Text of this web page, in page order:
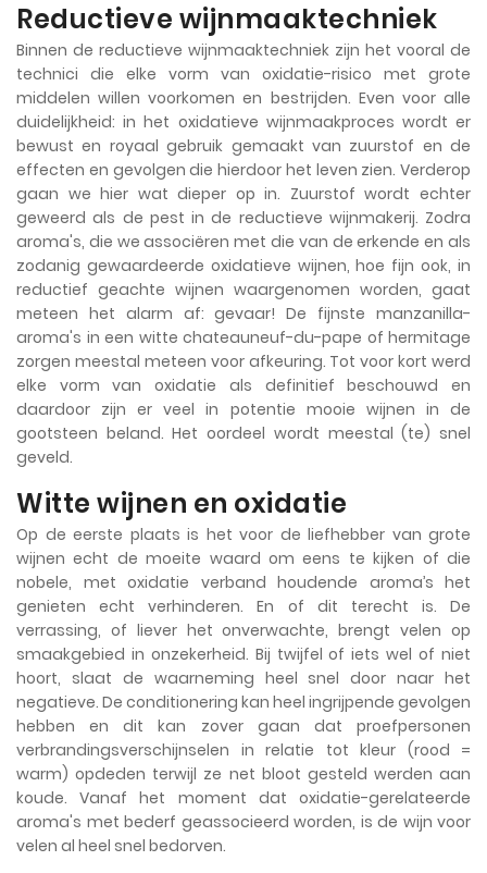
Reductieve wijnmaaktechniek
Binnen de reductieve wijnmaaktechniek zijn het vooral de
technici die elke vorm van oxidatie-risico met grote
middelen willen voorkomen en bestrijden. Even voor alle
duidelijkheid: in het oxidatieve wijnmaakproces wordt er
bewust en royaal gebruik gemaakt van zuurstof en de
effecten en gevolgen die hierdoor het leven zien. Verderop
gaan we hier wat dieper op in. Zuurstof wordt echter
geweerd als de pest in de reductieve wijnmakerij. Zodra
aroma's, die we associëren met die van de erkende en als
zodanig gewaardeerde oxidatieve wijnen, hoe fijn ook, in
reductief geachte wijnen waargenomen worden, gaat
meteen het alarm af: gevaar! De fijnste manzanilla-
aroma's in een witte chateauneuf-du-pape of hermitage
zorgen meestal meteen voor afkeuring. Tot voor kort werd
elke vorm van oxidatie als definitief beschouwd en
daardoor zijn er veel in potentie mooie wijnen in de
gootsteen beland. Het oordeel wordt meestal (te) snel
geveld.
Witte wijnen en oxidatie
Op de eerste plaats is het voor de liefhebber van grote
wijnen echt de moeite waard om eens te kijken of die
nobele, met oxidatie verband houdende aroma’s het
genieten echt verhinderen. En of dit terecht is. De
verrassing, of liever het onverwachte, brengt velen op
smaakgebied in onzekerheid. Bij twijfel of iets wel of niet
hoort, slaat de waarneming heel snel door naar het
negatieve. De conditionering kan heel ingrijpende gevolgen
hebben en dit kan zover gaan dat proefpersonen
verbrandingsverschijnselen in relatie tot kleur (rood =
warm) opdeden terwijl ze net bloot gesteld werden aan
koude. Vanaf het moment dat oxidatie-gerelateerde
aroma's met bederf geassocieerd worden, is de wijn voor
velen al heel snel bedorven.